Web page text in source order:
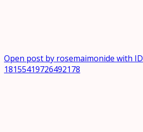
Open post by rosemaimonide with ID
18155419726492178